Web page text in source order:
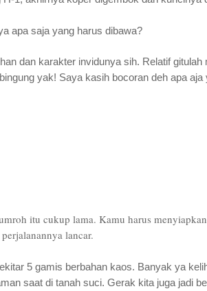
apa saja yang harus dibawa?
dan karakter invidunya sih. Relatif
yak! Saya kasih bocoran deh apa
itu cukup lama. Kamu harus
lancar.
5 gamis berbahan kaos. Banyak ya
saat di tanah suci. Gerak kita juga jadi